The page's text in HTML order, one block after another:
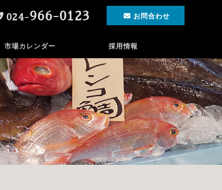
お問合わせ
024-966-0123
市場カレンダー 採用情報